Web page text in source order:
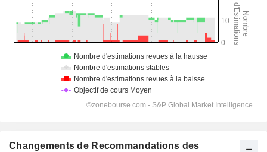
Changements de Recommandations des